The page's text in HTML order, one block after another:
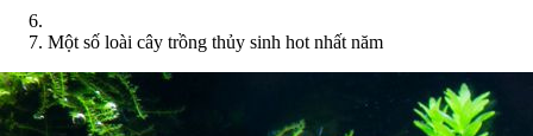
Một số loài cây trồng thủy sinh hot nhất năm